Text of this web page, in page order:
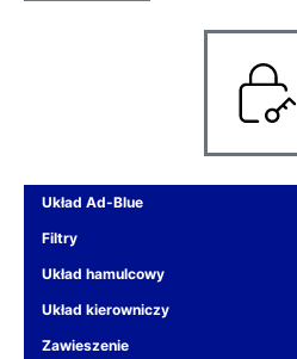
Układ Ad-Blue
Filtry
Układ hamulcowy
Układ kierowniczy
Zawieszenie